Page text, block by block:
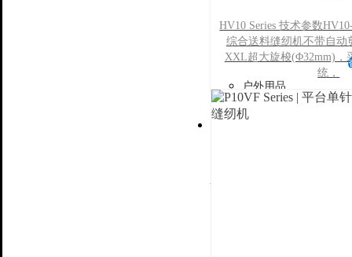
体育用品
过滤袋
户外用品
HV10 Series 技术参数
综合送料缝纫机不带自动
XXL超大旋梭(Φ32mm)，
统，